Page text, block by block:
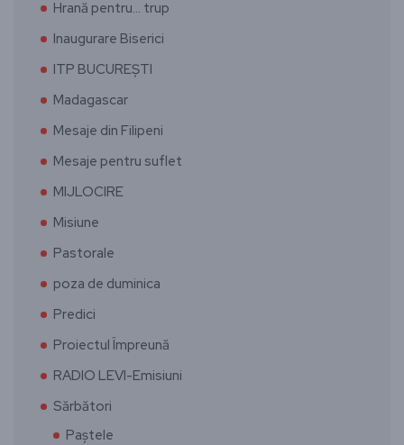
Hrană pentru… trup
Inaugurare Biserici
ITP BUCUREȘTI
Madagascar
Mesaje din Filipeni
Mesaje pentru suflet
MIJLOCIRE
Misiune
Pastorale
poza de duminica
Predici
Proiectul Împreună
RADIO LEVI-Emisiuni
Sărbători
Paștele